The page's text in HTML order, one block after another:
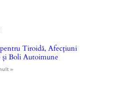
Tiroidă, Afecțiuni
și Boli Autoimune
»